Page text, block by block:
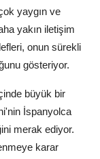
yaygın ve
yakın iletişim
onun sürekli
gösteriyor.
büyük bir
İspanyolca
merak ediyor.
karar